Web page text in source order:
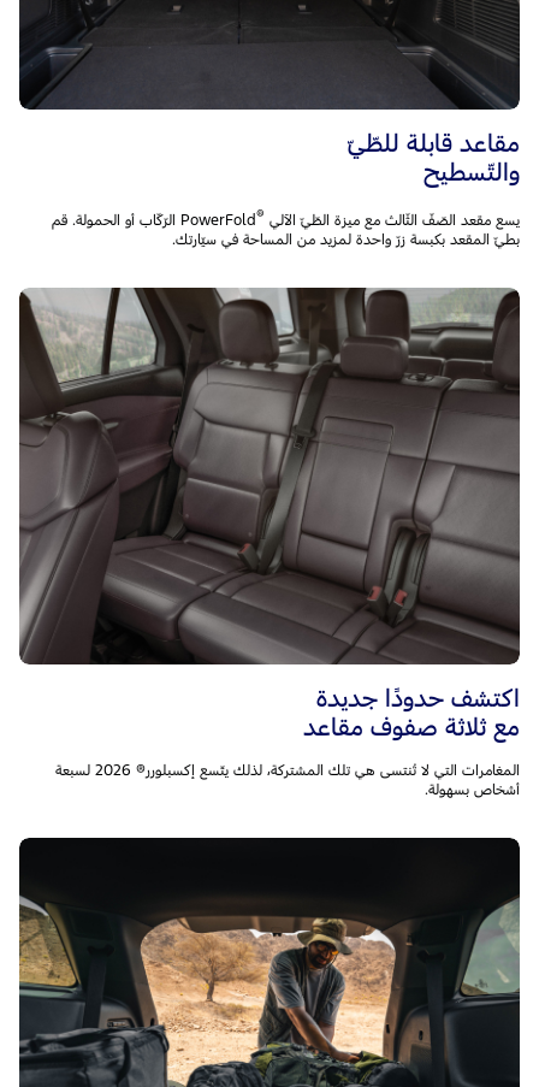
مقاعد قابلة للطّيّ
والتّسطيح
يسع مقعد الصّفّ الثّالث مع ميزة الطّيّ الآلي PowerFold ®
‎ الرّكّاب أو الحمولة. قم
بطيّ المقعد بكبسة زرّ واحدة لمزيد من المساحة في سيّارتك.
اكتشف حدودًا جديدة
مع ثلاثة صفوف مقاعد
المغامرات التي لا تُنتسى هي تلك المشتركة، لذلك يتّسع إكسبلورر® 2026 لسبعة
أشخاص بسهولة.